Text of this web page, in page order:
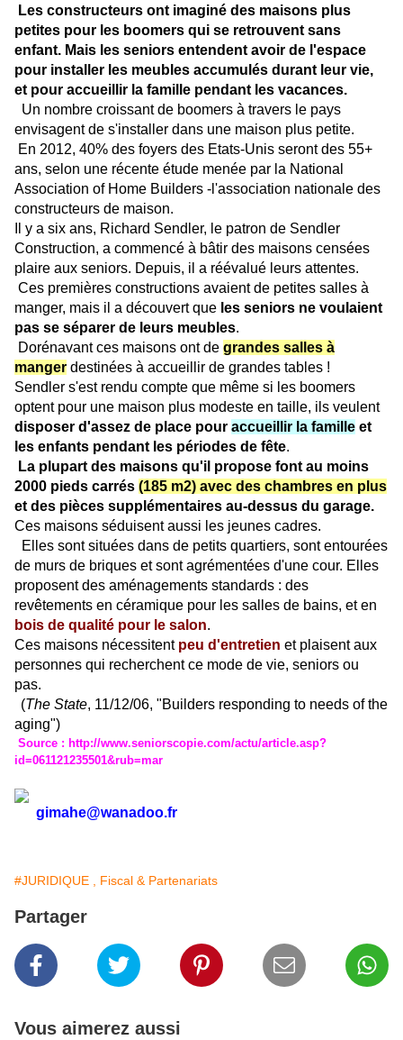
Les constructeurs ont imaginé des maisons plus
petites pour les boomers qui se retrouvent sans
enfant. Mais les seniors entendent avoir de l'espace
pour installer les meubles accumulés durant leur vie,
et pour accueillir la famille pendant les vacances.
Un nombre croissant de boomers à travers le pays
envisagent de s'installer dans une maison plus petite.
En 2012, 40% des foyers des Etats-Unis seront des 55+
ans, selon une récente étude menée par la National
Association of Home Builders -l'association nationale des
constructeurs de maison.
Il y a six ans, Richard Sendler, le patron de Sendler
Construction, a commencé à bâtir des maisons censées
plaire aux seniors. Depuis, il a réévalué leurs attentes.
Ces premières constructions avaient de petites salles à
manger, mais il a découvert que les seniors ne voulaient
pas se séparer de leurs meubles.
Dorénavant ces maisons ont de grandes salles à
manger destinées à accueillir de grandes tables !
Sendler s'est rendu compte que même si les boomers
optent pour une maison plus modeste en taille, ils veulent
disposer d'assez de place pour accueillir la famille et
les enfants pendant les périodes de fête.
La plupart des maisons qu'il propose font au moins
2000 pieds carrés (185 m2) avec des chambres en plus
et des pièces supplémentaires au-dessus du garage.
Ces maisons séduisent aussi les jeunes cadres.
Elles sont situées dans de petits quartiers, sont entourées
de murs de briques et sont agrémentées d'une cour. Elles
proposent des aménagements standards : des
revêtements en céramique pour les salles de bains, et en
bois de qualité pour le salon.
Ces maisons nécessitent peu d'entretien et plaisent aux
personnes qui recherchent ce mode de vie, seniors ou
pas.
(The State, 11/12/06, "Builders responding to needs of the
aging")
Source : http://www.seniorscopie.com/actu/article.asp?
id=061121235501&rub=mar
gimahe@wanadoo.fr
#JURIDIQUE , Fiscal & Partenariats
Partager
Vous aimerez aussi